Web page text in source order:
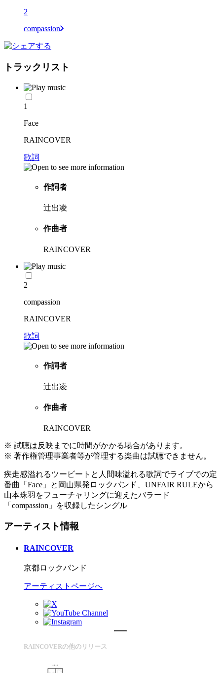
2
compassion
トラックリスト
1
Face
RAINCOVER
歌詞
作詞者
辻出凌
作曲者
RAINCOVER
2
compassion
RAINCOVER
歌詞
作詞者
辻出凌
作曲者
RAINCOVER
※ 試聴は反映までに時間がかかる場合があります。
※ 著作権管理事業者等が管理する楽曲は試聴できません。
疾走感溢れるツービートと人間味溢れる歌詞でライブでの定
番曲「Face」と岡山県発ロックバンド、UNFAIR RULEから
山本珠羽をフューチャリングに迎えたバラード
「compassion」を収録したシングル
アーティスト情報
RAINCOVER
京都ロックバンド
アーティストページへ
RAINCOVERの他のリリース